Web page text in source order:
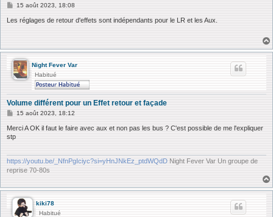
M
s
e
15 août 2023, 18:08
Les réglages de retour d'effets sont indépendants pour le LR et les Aux.
Night Fever Var
Habitué
Volume différent pour un Effet retour et façade
M
s
s
e
15 août 2023, 18:12
Merci A OK il faut le faire avec aux et non pas les bus ? C'est possible de me l'expliquer
stp
https://youtu.be/_NfnPgIciyc?si=yHnJNkEz_ptdWQdD Night Fever Var Un groupe de
reprise 70-80s
kiki78
Habitué